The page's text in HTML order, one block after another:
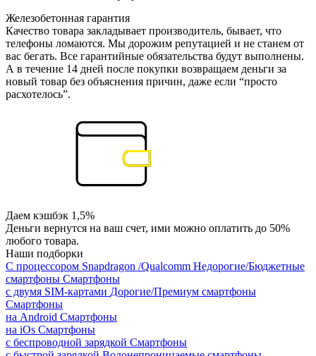
Железобетонная гарантия
Качество товара закладывает производитель, бывает, что
телефоны ломаются. Мы дорожим репутацией и не станем от
вас бегать. Все гарантийные обязательства будут выполнены.
А в течение 14 дней после покупки возвращаем деньги за
новый товар без объяснения причин, даже если “просто
расхотелось”.
Даем кэшбэк 1,5%
Деньги вернутся на ваш счет, ими можно оплатить до 50%
любого товара.
Наши подборки
С процессором Snapdragon /Qualcomm Недорогие/Бюджетные
смартфоны Смартфоны
с двумя SIM-картами Дорогие/Премиум смартфоны
Смартфоны
на Android Смартфоны
на iOs Смартфоны
с беспроводной зарядкой Смартфоны